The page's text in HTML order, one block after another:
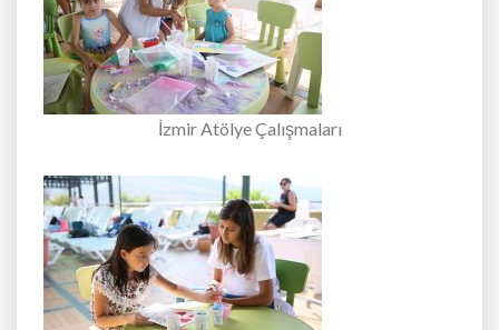
İzmir Atölye Çalışmaları